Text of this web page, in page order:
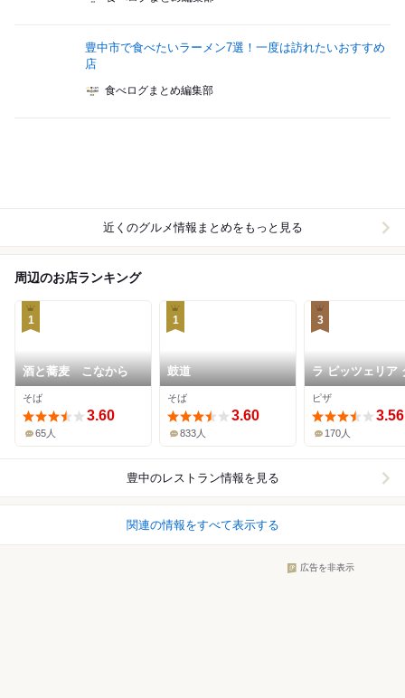
豊中市で食べたいラーメン7選！一度は訪れたいおすすめ
店
食べログまとめ編集部
近くのグルメ情報まとめをもっと見る
周辺のお店ランキング
1
酒と蕎麦 こなから
そば
3.60
65人
1
鼓道
そば
3.60
833人
3
ラ ピッツェリア
ーノ
ピザ
3.56
170人
豊中のレストラン情報を見る
関連の情報をすべて表示する
広告を非表示